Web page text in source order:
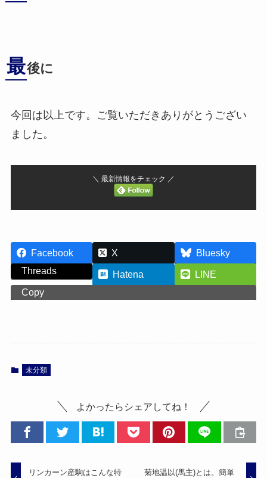
最後に
今回は以上です。ご覧いただきありがとうござい
ました。
＼ 最新情報をチェック ／
Facebook X
Bluesky
Threads
Hatena
LINE
Copy
未分類
よかったらシェアしてね！
リンカーン産駒はこんな特
菊地温以(馬主)とは。簡単